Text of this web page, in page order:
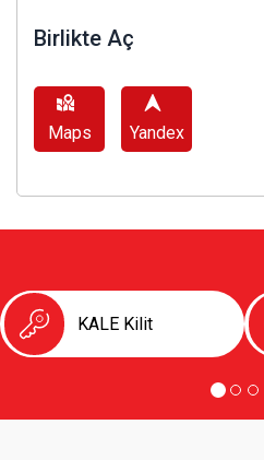
Birlikte Aç
Maps Yandex
KALE Kilit